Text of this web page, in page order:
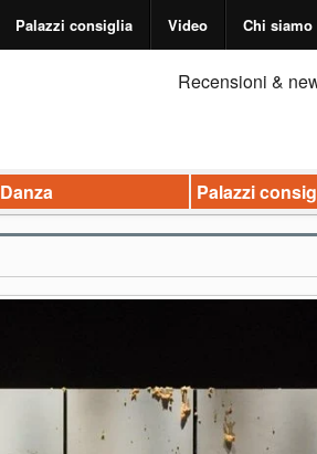
Palazzi consiglia Video Chi siamo
Recensioni &
Danza Palazzi